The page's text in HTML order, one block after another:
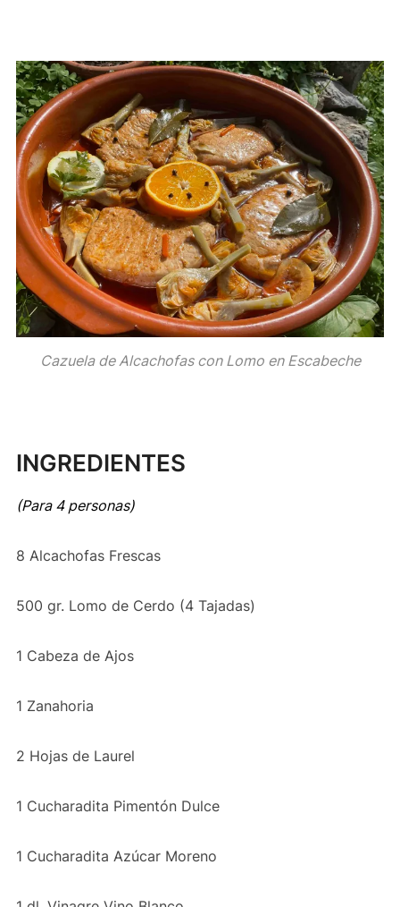
Cazuela de Alcachofas con Lomo en Escabeche
INGREDIENTES
(Para 4 personas)
8 Alcachofas Frescas
500 gr. Lomo de Cerdo (4 Tajadas)
1 Cabeza de Ajos
1 Zanahoria
2 Hojas de Laurel
1 Cucharadita Pimentón Dulce
1 Cucharadita Azúcar Moreno